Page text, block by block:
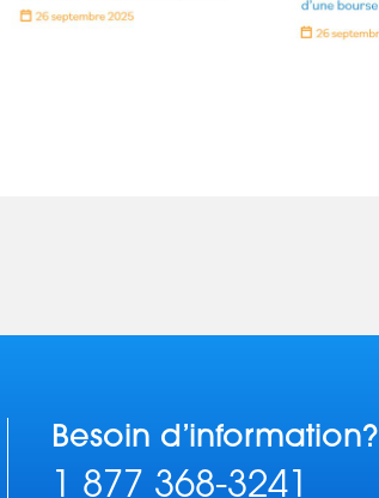
Besoin d’information?
1 877 368-3241